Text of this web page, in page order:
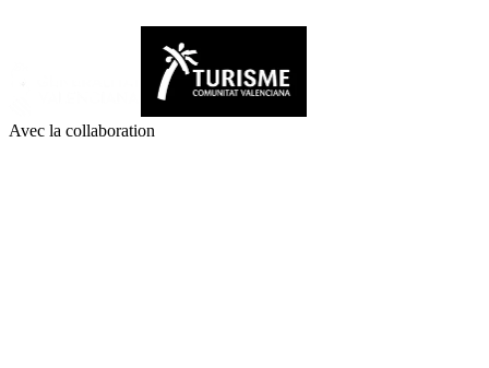
Avec la collaboration